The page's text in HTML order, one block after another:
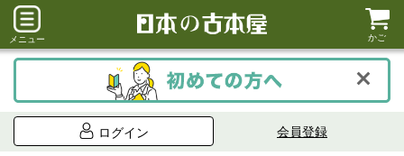
メニュー かご
ログイン 会員登録